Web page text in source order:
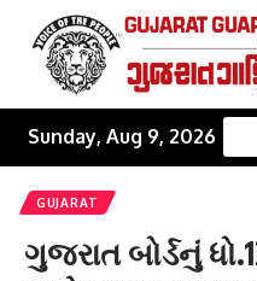
Sunday, Aug 9, 2026
GUJARAT
ગુજરાત બોર્ડનું